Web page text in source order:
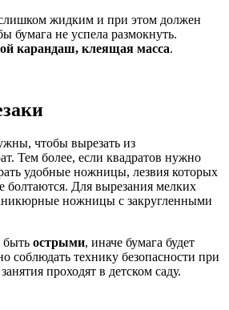
жидким и при этом должен
бумага не успела размокнуть.
карандаш, клеящая масса.
чтобы вырезать из
Тем более, если квадратов нужно
удобные ножницы, лезвия которых
болтаются. Для вырезания мелких
ножницы с закругленными
острыми, иначе бумага будет
соблюдать технику безопасности при
проходят в детском саду.